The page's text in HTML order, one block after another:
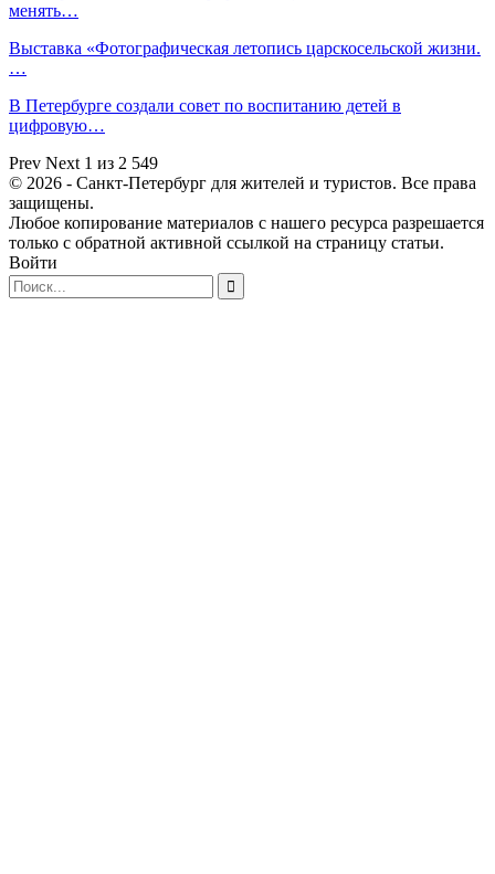
менять…
Выставка «Фотографическая летопись царскосельской жизни.
…
В Петербурге создали совет по воспитанию детей в
цифровую…
Prev Next 1 из 2 549
© 2026 - Санкт-Петербург для жителей и туристов. Все права
защищены.
Любое копирование материалов с нашего ресурса разрешается
только с обратной активной ссылкой на страницу статьи.
Войти